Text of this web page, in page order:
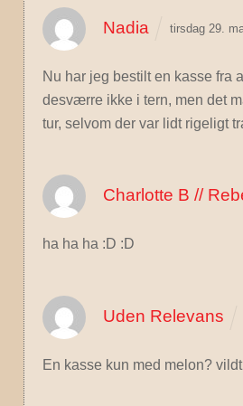
Nadia tirsdag 29.
Nu har jeg bestilt en kasse fra
desværre ikke i tern, men det
tur, selvom der var lidt rigeligt
Charlotte B //
ha ha ha :D :D
Uden Relevans
En kasse kun med melon?